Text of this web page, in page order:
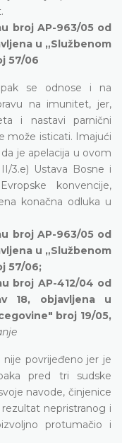
broj AP-963/05 od
u „Službenom
57/06
se odnose i na
na imunitet, jer,
i nastavi parnični
može isticati. Imajući
je apelacija u ovom
3.e) Ustava Bosne i
konvencije,
konačna odluka u
broj AP-963/05 od
u „Službenom
57/06;
broj AP-412/04 od
18, objavljena u
broj 19/05,
nije povrijeđeno jer je
pred tri sudske
navode, činjenice
nepristranog i
protumačio i